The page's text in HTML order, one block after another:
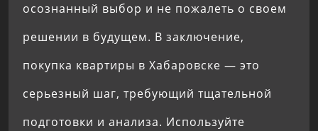
осознанный выбор и не пожалеть о своем
решении в будущем. В заключение,
покупка квартиры в Хабаровске — это
серьезный шаг, требующий тщательной
подготовки и анализа. Используйте